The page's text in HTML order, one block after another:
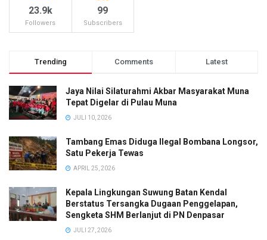
23.9k
Followers
99
Subscribers
Trending Comments Latest
Jaya Nilai Silaturahmi Akbar Masyarakat Muna
Tepat Digelar di Pulau Muna
JULI 10, 2026
Tambang Emas Diduga Ilegal Bombana Longsor,
Satu Pekerja Tewas
APRIL 25, 2026
Kepala Lingkungan Suwung Batan Kendal
Berstatus Tersangka Dugaan Penggelapan,
Sengketa SHM Berlanjut di PN Denpasar
JULI 27, 2026